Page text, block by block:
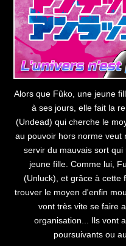
Alors que Fûko, une jeune
à ses jours, elle fait la
(Undead) qui cherche le
au pouvoir hors norme veut
servir du mauvais sort
jeune fille. Comme lui,
(Unluck), et grâce à cette
trouver le moyen d'enfin
vont très vite se faire
organisation... Ils vont
poursuivants ou